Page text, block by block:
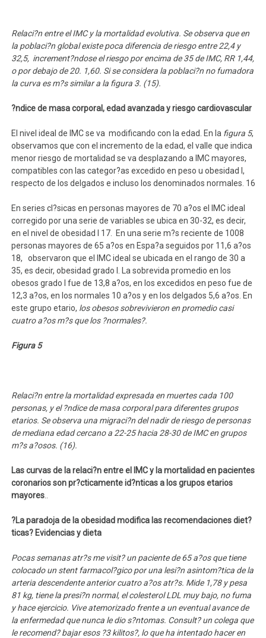
Relaci?n entre el IMC y la mortalidad evolutiva. Se observa que en
la poblaci?n global existe poca diferencia de riesgo entre 22,4 y
32,5, increment?ndose el riesgo por encima de 35 de IMC, RR 1,44,
o por debajo de 20. 1,60. Si se considera la poblaci?n no fumadora
la curva es m?s similar a la figura 3. (15).
?ndice de masa corporal, edad avanzada y riesgo cardiovascular
El nivel ideal de IMC se va modificando con la edad. En la figura 5,
observamos que con el incremento de la edad, el valle que indica
menor riesgo de mortalidad se va desplazando a IMC mayores,
compatibles con las categor?as excedido en peso u obesidad I,
respecto de los delgados e incluso los denominados normales. 16
En series cl?sicas en personas mayores de 70 a?os el IMC ideal
corregido por una serie de variables se ubica en 30-32, es decir,
en el nivel de obesidad I 17. En una serie m?s reciente de 1008
personas mayores de 65 a?os en Espa?a seguidos por 11,6 a?os
18, observaron que el IMC ideal se ubicada en el rango de 30 a
35, es decir, obesidad grado I. La sobrevida promedio en los
obesos grado I fue de 13,8 a?os, en los excedidos en peso fue de
12,3 a?os, en los normales 10 a?os y en los delgados 5,6 a?os. En
este grupo etario, los obesos sobrevivieron en promedio casi
cuatro a?os m?s que los ?normales?.
Figura 5
Relaci?n entre la mortalidad expresada en muertes cada 100
personas, y el ?ndice de masa corporal para diferentes grupos
etarios. Se observa una migraci?n del nadir de riesgo de personas
de mediana edad cercano a 22-25 hacia 28-30 de IMC en grupos
m?s a?osos. (16).
Las curvas de la relaci?n entre el IMC y la mortalidad en pacientes
coronarios son pr?cticamente id?nticas a los grupos etarios
mayores
?La paradoja de la obesidad modifica las recomendaciones diet?
ticas? Evidencias y dieta
Pocas semanas atr?s me visit? un paciente de 65 a?os que tiene
colocado un stent farmacol?gico por una lesi?n asintom?tica de la
arteria descendente anterior cuatro a?os atr?s. Mide 1,78 y pesa
81 kg, tiene la presi?n normal, el colesterol LDL muy bajo, no fuma
y hace ejercicio. Vive atemorizado frente a un eventual avance de
la enfermedad que nunca le dio s?ntomas. Consult? un colega que
le recomend? bajar esos ?3 kilitos?, lo que ha intentado hacer en